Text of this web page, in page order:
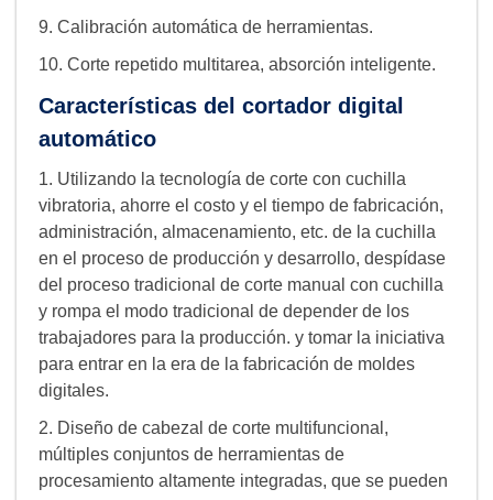
9. Calibración automática de herramientas.
10. Corte repetido multitarea, absorción inteligente.
Características del cortador digital
automático
1. Utilizando la tecnología de corte con cuchilla
vibratoria, ahorre el costo y el tiempo de fabricación,
administración, almacenamiento, etc. de la cuchilla
en el proceso de producción y desarrollo, despídase
del proceso tradicional de corte manual con cuchilla
y rompa el modo tradicional de depender de los
trabajadores para la producción. y tomar la iniciativa
para entrar en la era de la fabricación de moldes
digitales.
2. Diseño de cabezal de corte multifuncional,
múltiples conjuntos de herramientas de
procesamiento altamente integradas, que se pueden